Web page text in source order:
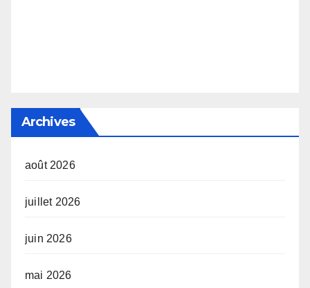
Archives
août 2026
juillet 2026
juin 2026
mai 2026